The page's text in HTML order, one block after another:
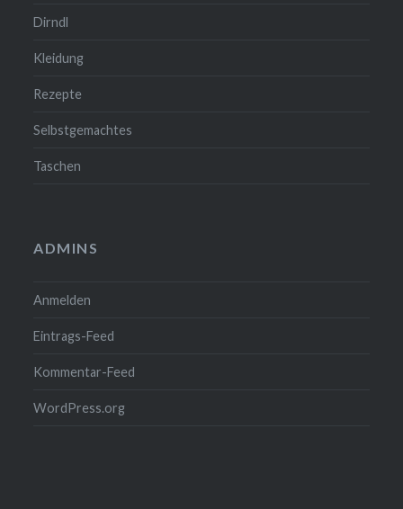
Dirndl
Kleidung
Rezepte
Selbstgemachtes
Taschen
ADMINS
Anmelden
Eintrags-Feed
Kommentar-Feed
WordPress.org